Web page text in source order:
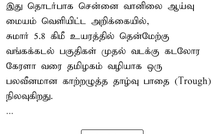
இது தொடர்பாக சென்னை வானிலை ஆய்வு
மையம் வெளியிட்ட அறிக்கையில்,
சுமார் 5.8 கிமீ உயரத்தில் தென்மேற்கு
வங்கக்கடல் பகுதிகள் முதல் வடக்கு கடலோர
கேரளா வரை தமிழகம் வழியாக ஒரு
பலவீனமான காற்றழுத்த தாழ்வு பாதை (Trough)
நிலவுகிறது.
...